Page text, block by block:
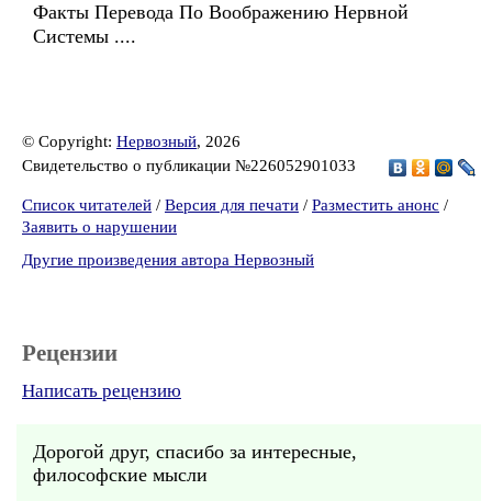
Факты Перевода По Воображению Нервной
Системы ....
© Copyright: Нервозный, 2026
Свидетельство о публикации №226052901033
Список читателей / Версия для печати / Разместить анонс /
Заявить о нарушении
Другие произведения автора Нервозный
Рецензии
Написать рецензию
Дорогой друг, спасибо за интересные,
философские мысли